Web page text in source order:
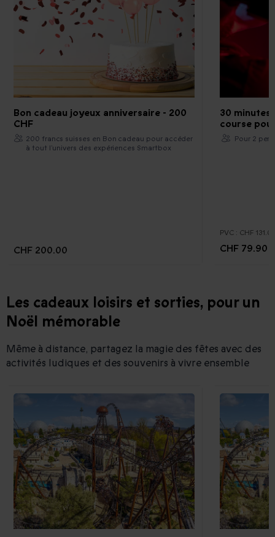
Bon cadeau joyeux anniversaire - 200
CHF
200 francs suisses en Bon cadeau pour accéder
à tout l’univers des expériences Smartbox
CHF 200.00
30 minutes
course
Pour 2 pers.
PVC : CHF
CHF 79.90
Les cadeaux loisirs et sorties, pour un
Noël mémorable
Même à distance, partagez la magie des fêtes avec des
activités ludiques et des souvenirs à vivre ensemble